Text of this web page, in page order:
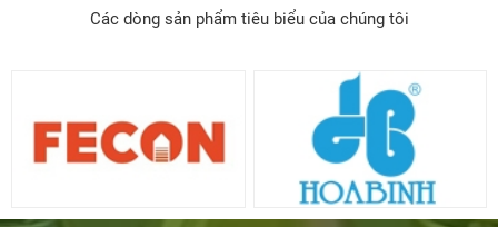
Các dòng sản phẩm tiêu biểu của chúng tôi